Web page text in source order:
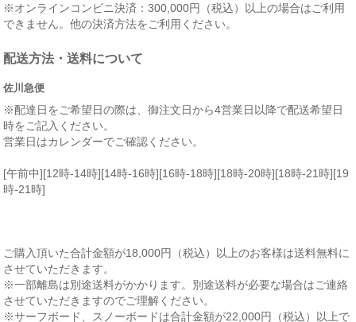
※オンラインコンビニ決済：300,000円（税込）以上の場合はご利用
できません。他の決済方法をご利用ください。
配送方法・送料について
佐川急便
※配達日をご希望日の際は、御注文日から4営業日以降で配送希望日
時をご記入ください。
営業日はカレンダーでご確認ください。
[午前中][12時-14時][14時-16時][16時-18時][18時-20時][18時-21時][19
時-21時]
ご購入頂いた合計金額が18,000円（税込）以上のお客様は送料無料に
させていただきます。
※一部離島は別途送料がかかります。別途送料が必要な場合はご連絡
させていただきますのでご理解ください。
※サーフボード、スノーボードは合計金額が22,000円（税込）以上で